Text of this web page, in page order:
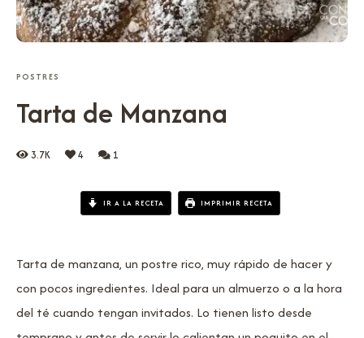
POSTRES
Tarta de Manzana
3.7K 4 1
IR A LA RECETA IMPRIMIR RECETA
Tarta de manzana, un postre rico, muy rápido de hacer y
con pocos ingredientes. Ideal para un almuerzo o a la hora
del té cuando tengan invitados. Lo tienen listo desde